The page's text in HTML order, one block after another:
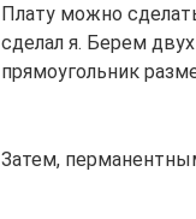
Плату можно
сделал я. Берем
прямоугольник
Затем,